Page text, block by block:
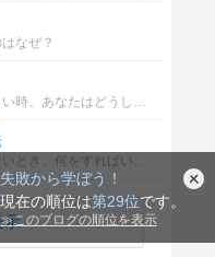
失敗から学ぼう！
現在の順位は第29位です。
≫このブログの順位を表示
なぜ？
期待に応えるプレッシャーがつらい時、あなたはどうしますか？
自己否定のループから抜けられないとき、何をすればいいか選んでください
示